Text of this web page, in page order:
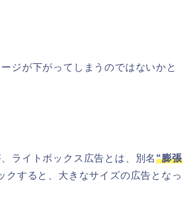
ジが下がってしまうのではないかと
ライトボックス広告とは、別名“膨張
クすると、大きなサイズの広告となっ